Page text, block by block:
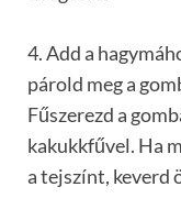
4. Add a
párold meg a
Fűszerezd a
kakukkfűvel. Ha
a tejszínt, keverd